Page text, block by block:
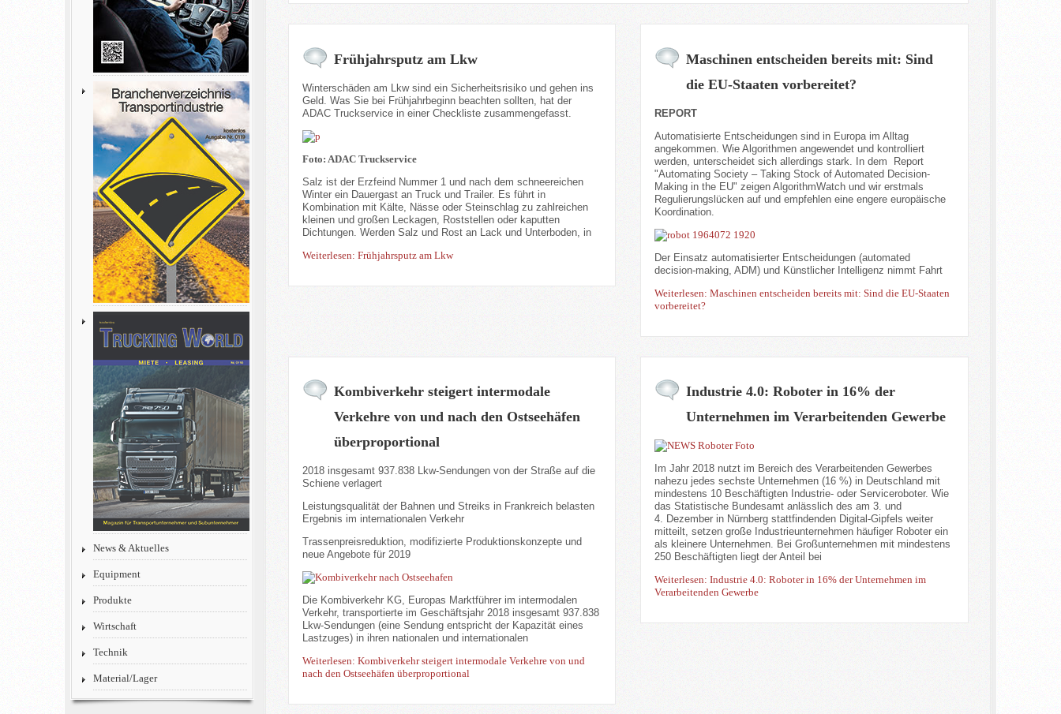
News & Aktuelles
Equipment
Produkte
Wirtschaft
Technik
Material/Lager
Frühjahrsputz am Lkw
Winterschäden am Lkw sind ein Sicherheitsrisiko und gehen ins
Geld. Was Sie bei Frühjahrbeginn beachten sollten, hat der
ADAC Truckservice in einer Checkliste zusammengefasst.
Foto: ADAC Truckservice
Salz ist der Erzfeind Nummer 1 und nach dem schneereichen
Winter ein Dauergast an Truck und Trailer. Es führt in
Kombination mit Kälte, Nässe oder Steinschlag zu zahlreichen
kleinen und großen Leckagen, Roststellen oder kaputten
Dichtungen. Werden Salz und Rost an Lack und Unterboden, in
Weiterlesen: Frühjahrsputz am Lkw
Maschinen entscheiden bereits mit: Sind
die EU-Staaten vorbereitet?
REPORT
Automatisierte Entscheidungen sind in Europa im Alltag
angekommen. Wie Algorithmen angewendet und kontrolliert
werden, unterscheidet sich allerdings stark. In dem Report
"Automating Society – Taking Stock of Automated Decision-
Making in the EU" zeigen AlgorithmWatch und wir erstmals
Regulierungslücken auf und empfehlen eine engere europäische
Koordination.
Der Einsatz automatisierter Entscheidungen (automated
decision-making, ADM) und Künstlicher Intelligenz nimmt Fahrt
Weiterlesen: Maschinen entscheiden bereits mit: Sind die EU-Staaten
vorbereitet?
Kombiverkehr steigert intermodale
Verkehre von und nach den Ostseehäfen
überproportional
2018 insgesamt 937.838 Lkw-Sendungen von der Straße auf die
Schiene verlagert
Leistungsqualität der Bahnen und Streiks in Frankreich belasten
Ergebnis im internationalen Verkehr
Trassenpreisreduktion, modifizierte Produktionskonzepte und
neue Angebote für 2019
Die Kombiverkehr KG, Europas Marktführer im intermodalen
Verkehr, transportierte im Geschäftsjahr 2018 insgesamt 937.838
Lkw-Sendungen (eine Sendung entspricht der Kapazität eines
Lastzuges) in ihren nationalen und internationalen
Weiterlesen: Kombiverkehr steigert intermodale Verkehre von und
nach den Ostseehäfen überproportional
Industrie 4.0: Roboter in 16% der
Unternehmen im Verarbeitenden Gewerbe
Im Jahr 2018 nutzt im Bereich des Verarbeitenden Gewerbes
nahezu jedes sechste Unternehmen (16 %) in Deutschland mit
mindestens 10 Beschäftigten Industrie- oder Serviceroboter. Wie
das Statistische Bundesamt anlässlich des am 3. und
4. Dezember in Nürnberg stattfindenden Digital-Gipfels weiter
mitteilt, setzen große Industrieunternehmen häufiger Roboter ein
als kleinere Unternehmen. Bei Großunternehmen mit mindestens
250 Beschäftigten liegt der Anteil bei
Weiterlesen: Industrie 4.0: Roboter in 16% der Unternehmen im
Verarbeitenden Gewerbe